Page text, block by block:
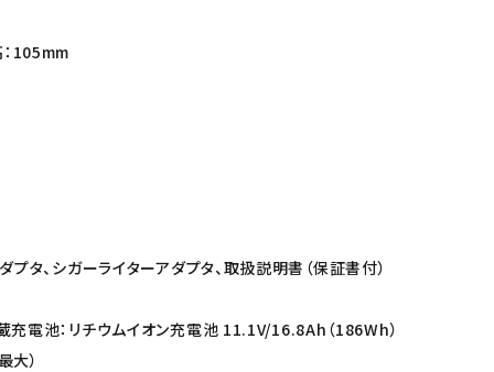
105mm
プタ、シガーライターアダプタ、取扱説明書（保証書付）
充電池：リチウムイオン充電池 11.1V/16.8Ah（186Wh）
大）